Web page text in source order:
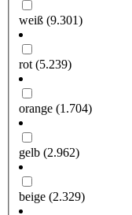
weiß (9.301)
rot (5.239)
orange (1.704)
gelb (2.962)
beige (2.329)